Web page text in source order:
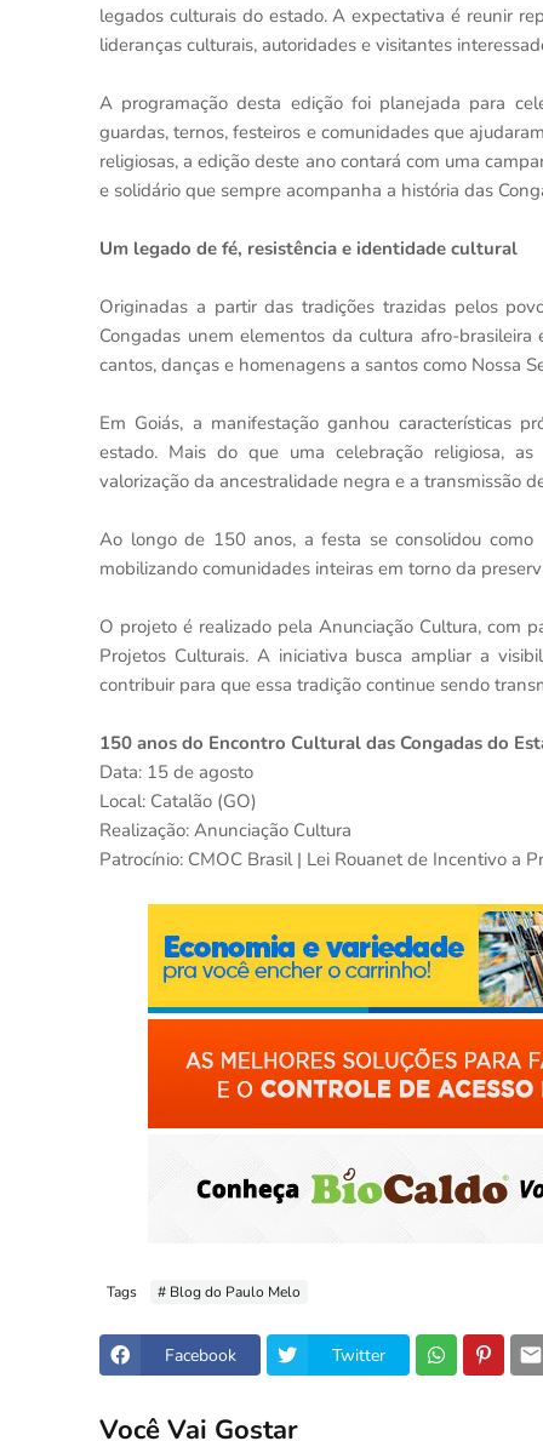
legados culturais do estado. A expectativa é reunir
lideranças culturais, autoridades e visitantes
A programação desta edição foi planejada para
guardas, ternos, festeiros e comunidades que
religiosas, a edição deste ano contará com uma
e solidário que sempre acompanha a história das
Um legado de fé, resistência e identidade cultural
Originadas a partir das tradições trazidas pelos
Congadas unem elementos da cultura afro-
cantos, danças e homenagens a santos como Nossa
Em Goiás, a manifestação ganhou características
estado. Mais do que uma celebração religiosa,
valorização da ancestralidade negra e a transmissão
Ao longo de 150 anos, a festa se consolidou
mobilizando comunidades inteiras em torno da
O projeto é realizado pela Anunciação Cultura, com
Projetos Culturais. A iniciativa busca ampliar a
contribuir para que essa tradição continue sendo
150 anos do Encontro Cultural das Congadas do
Data: 15 de agosto
Local: Catalão (GO)
Realização: Anunciação Cultura
Patrocínio: CMOC Brasil | Lei Rouanet de Incentivo a
Tags # Blog do Paulo Melo
Facebook Twitter
Você Vai Gostar